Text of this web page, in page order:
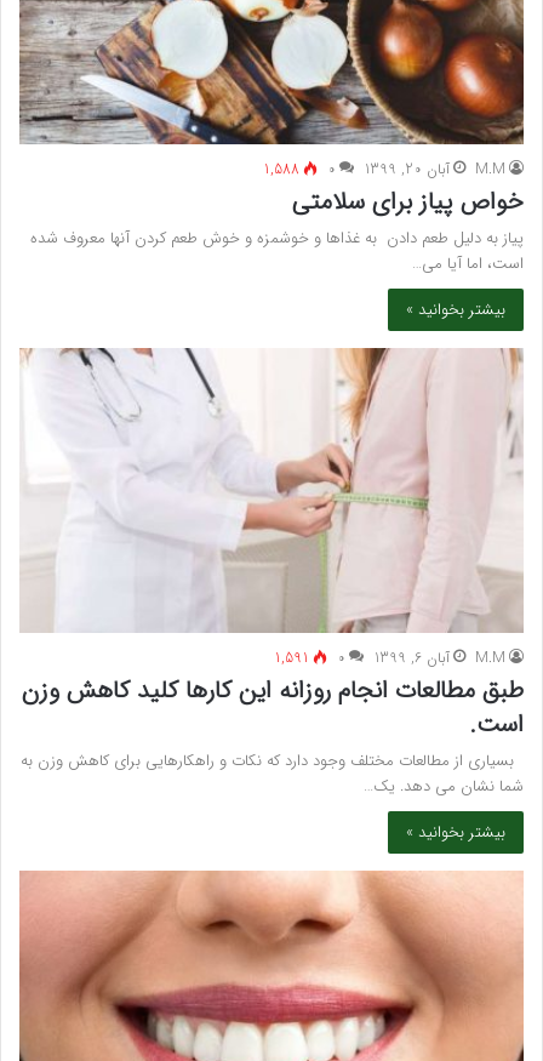
M.M آبان 20, 1399 ۰ 1,588
خواص پیاز برای سلامتی
پیاز به دلیل طعم دادن به غذاها و خوشمزه و خوش طعم کردن آنها معروف شده
است، اما آیا می…
بیشتر بخوانید »
M.M آبان 6, 1399 ۰ 1,591
طبق مطالعات انجام روزانه این کارها کلید کاهش وزن
است.
بسیاری از مطالعات مختلف وجود دارد که نکات و راهکارهایی برای کاهش وزن به
شما نشان می دهد. یک…
بیشتر بخوانید »